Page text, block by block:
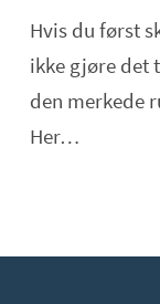
Hvis du først
ikke gjøre det
den merkede
Her…